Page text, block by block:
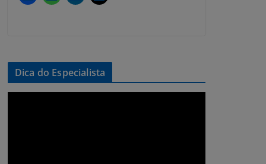
Dica do Especialista